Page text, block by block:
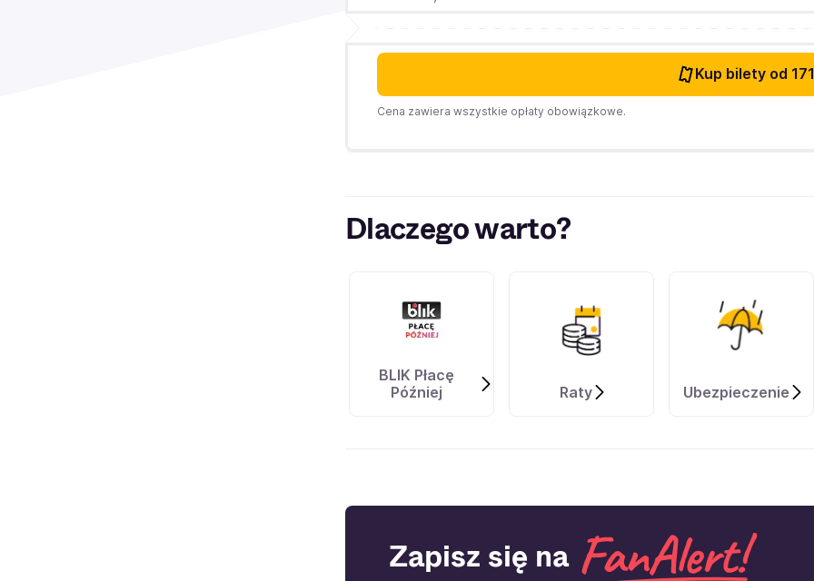
Kup bilety od
Cena zawiera wszystkie opłaty obowiązkowe.
Dlaczego warto?
BLIK Płacę
Później
Raty Ubezpieczenie
Zapisz się na